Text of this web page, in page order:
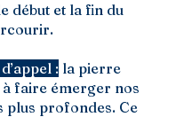
début et la fin du
: la pierre
à faire émerger nos
plus profondes. Ce